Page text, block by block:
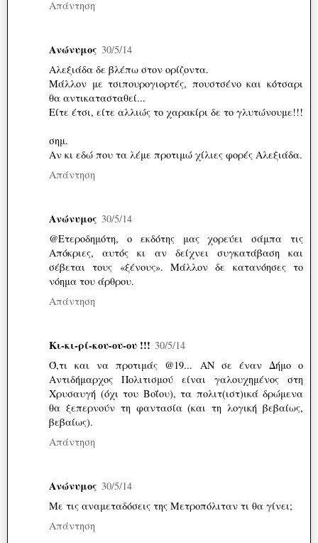
Απάντηση
Ανώνυμος 30/5/14
Αλεξιάδα δε βλέπω στον ορίζοντα.
Μάλλον με τσιπουρογιορτές, πουστσένο και κότσαρι
θα αντικατασταθεί...
Είτε έτσι, είτε αλλιώς το χαρακίρι δε το γλυτώνουμε!!!
σημ.
Αν κι εδώ που τα λέμε προτιμώ χίλιες φορές Αλεξιάδα.
Απάντηση
Ανώνυμος 30/5/14
@Ετεροδημότη, ο εκδότης μας χορεύει σάμπα τις
Απόκριες, αυτός κι αν δείχνει συγκατάβαση και
σέβεται τους «ξένους». Μάλλον δε κατανόησες το
νόημα του άρθρου.
Απάντηση
Κι-κι-ρί-κου-ου-ου !!! 30/5/14
Ό,τι και να προτιμάς @19... ΑΝ σε έναν Δήμο ο
Αντιδήμαρχος Πολιτισμού είναι γαλουχημένος στη
Χρυσαυγή (όχι του Βοΐου), τα πολιτ(ιστ)ικά δρώμενα
θα ξεπερνούν τη φαντασία (και τη λογική βεβαίως,
βεβαίως).
Απάντηση
Ανώνυμος 30/5/14
Με τις αναμεταδόσεις της Μετροπόλιταν τι θα γίνει;
Απάντηση